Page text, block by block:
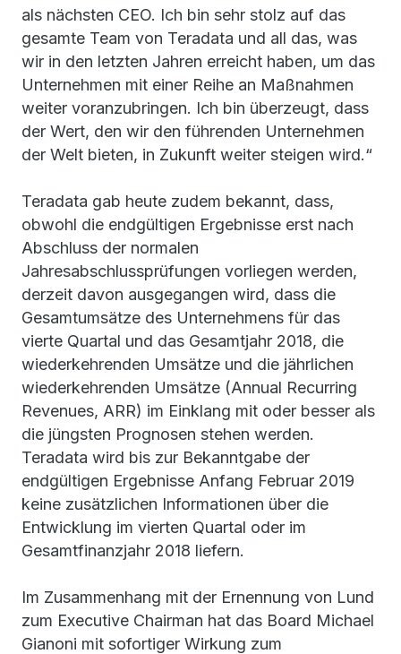
als nächsten CEO. Ich bin sehr stolz auf das
gesamte Team von Teradata und all das, was
wir in den letzten Jahren erreicht haben, um das
Unternehmen mit einer Reihe an Maßnahmen
weiter voranzubringen. Ich bin überzeugt, dass
der Wert, den wir den führenden Unternehmen
der Welt bieten, in Zukunft weiter steigen wird.“
Teradata gab heute zudem bekannt, dass,
obwohl die endgültigen Ergebnisse erst nach
Abschluss der normalen
Jahresabschlussprüfungen vorliegen werden,
derzeit davon ausgegangen wird, dass die
Gesamtumsätze des Unternehmens für das
vierte Quartal und das Gesamtjahr 2018, die
wiederkehrenden Umsätze und die jährlichen
wiederkehrenden Umsätze (Annual Recurring
Revenues, ARR) im Einklang mit oder besser als
die jüngsten Prognosen stehen werden.
Teradata wird bis zur Bekanntgabe der
endgültigen Ergebnisse Anfang Februar 2019
keine zusätzlichen Informationen über die
Entwicklung im vierten Quartal oder im
Gesamtfinanzjahr 2018 liefern.
Im Zusammenhang mit der Ernennung von Lund
zum Executive Chairman hat das Board Michael
Gianoni mit sofortiger Wirkung zum